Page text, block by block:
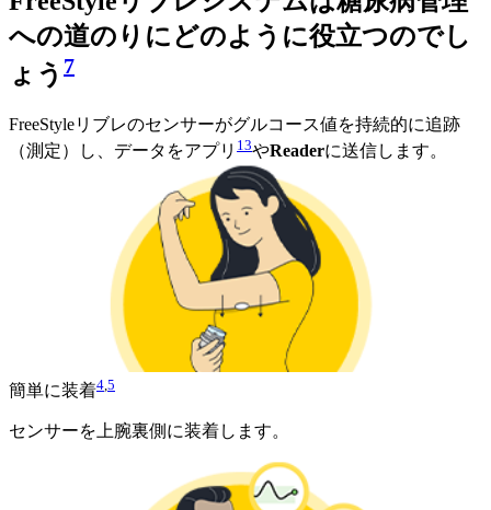
への道のりにどのように役立つのでし
ょう 7
FreeStyleリブレのセンサーがグルコース値を持続的に追跡
（測定）し、データをアプリ 13やReaderに送信します。
簡単に装着4 5
センサーを上腕裏側に装着します。